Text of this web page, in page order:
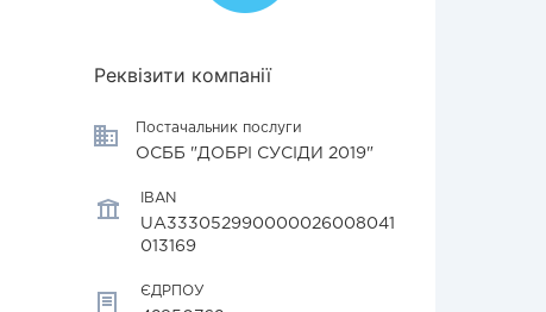
Реквізити компанії
Постачальник послуги
ОСББ "ДОБРІ СУСІДИ 2019"
IBAN
UA333052990000026008041
013169
ЄДРПОУ